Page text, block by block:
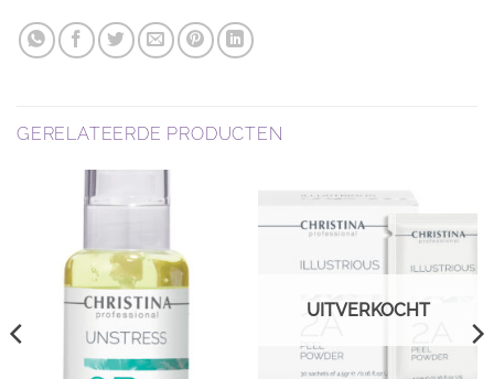
GERELATEERDE PRODUCTEN
UITVERKOCHT